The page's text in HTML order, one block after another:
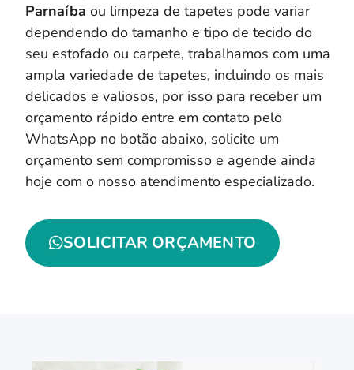
Parnaíba ou limpeza de tapetes pode variar
dependendo do tamanho e tipo de tecido do
seu estofado ou carpete, trabalhamos com uma
ampla variedade de tapetes, incluindo os mais
delicados e valiosos, por isso para receber um
orçamento rápido entre em contato pelo
WhatsApp no botão abaixo, solicite um
orçamento sem compromisso e agende ainda
hoje com o nosso atendimento especializado.
SOLICITAR ORÇAMENTO